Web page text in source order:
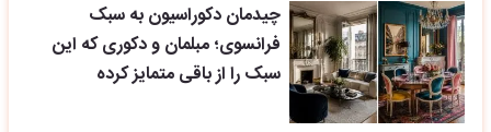
چیدمان دکوراسیون به سبک
فرانسوی؛ مبلمان و دکوری که این
سبک را از باقی متمایز کرده